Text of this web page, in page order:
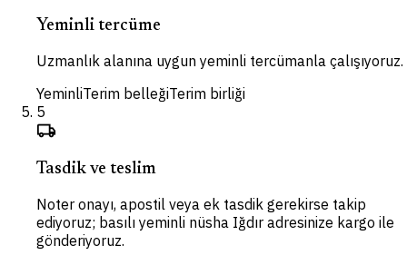
Yeminli tercüme
Uzmanlık alanına uygun yeminli tercümanla çalışıyoruz.
YeminliTerim belleğiTerim birliği
5
local_shipping
Tasdik ve teslim
Noter onayı, apostil veya ek tasdik gerekirse takip
ediyoruz; basılı yeminli nüsha Iğdır adresinize kargo ile
gönderiyoruz.